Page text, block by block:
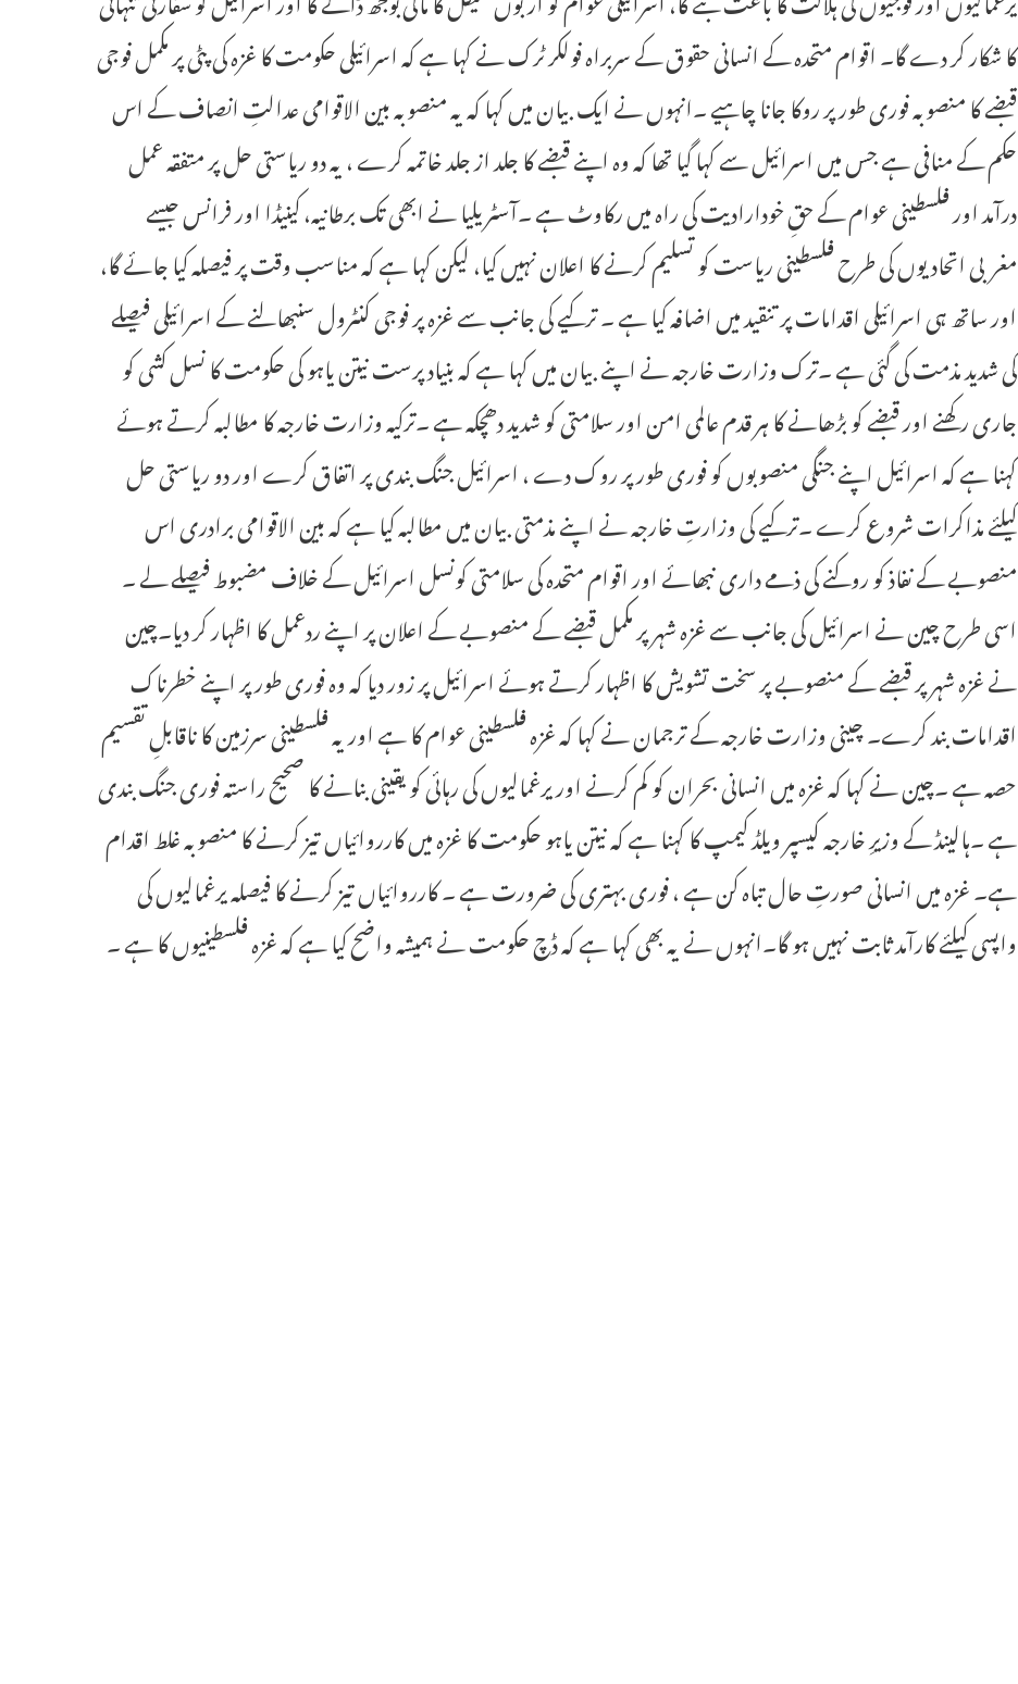
کا شکار کر دے گا۔ اقوام متحدہ کے انسانی حقوق کے سربراہ فولکر ٹرک نے کہا ہے کہ اسرائیلی حکومت کا غزہ کی پٹی پر مکمل فوجی
قبضے کا منصوبہ فوری طور پر روکا جانا چاہیے ۔انہوں نے ایک بیان میں کہا کہ یہ منصوبہ بین الاقوامی عدالتِ انصاف کے اس
حکم کے منافی ہے جس میں اسرائیل سے کہا گیا تھا کہ وہ اپنے قبضے کا جلد از جلد خاتمہ کرے ، یہ دو ریاستی حل پر متفقہ عمل
درآمد اور فلسطینی عوام کے حقِ خودارادیت کی راہ میں رکاوٹ ہے ۔آسٹریلیا نے ابھی تک برطانیہ، کینیڈا اور فرانس جیسے
مغربی اتحادیوں کی طرح فلسطینی ریاست کو تسلیم کرنے کا اعلان نہیں کیا، لیکن کہا ہے کہ مناسب وقت پر فیصلہ کیا جائے گا،
اور ساتھ ہی اسرائیلی اقدامات پر تنقید میں اضافہ کیا ہے ۔ ترکیے کی جانب سے غزہ پر فوجی کنٹرول سنبھالنے کے اسرائیلی فیصلے
کی شدید مذمت کی گئی ہے ۔ترک وزارت خارجہ نے اپنے بیان میں کہا ہے کہ بنیاد پرست نیتن یاہو کی حکومت کا نسل کشی کو
جاری رکھنے اور قبضے کو بڑھانے کا ہر قدم عالمی امن اور سلامتی کو شدید دھچکہ ہے ۔ترکیہ وزارت خارجہ کا مطالبہ کرتے ہوئے
کہنا ہے کہ اسرائیل اپنے جنگی منصوبوں کو فوری طور پر روک دے ، اسرائیل جنگ بندی پر اتفاق کرے اور دو ریاستی حل
کیلئے مذاکرات شروع کرے ۔ترکیے کی وزارتِ خارجہ نے اپنے مذمتی بیان میں مطالبہ کیا ہے کہ بین الاقوامی برادری اس
منصوبے کے نفاذ کو روکنے کی ذمے داری نبھائے اور اقوام متحدہ کی سلامتی کونسل اسرائیل کے خلاف مضبوط فیصلے لے ۔
اسی طرح چین نے اسرائیل کی جانب سے غزہ شہر پر مکمل قبضے کے منصوبے کے اعلان پر اپنے ردعمل کا اظہار کر دیا۔چین
نے غزہ شہر پر قبضے کے منصوبے پر سخت تشویش کا اظہار کرتے ہوئے اسرائیل پر زور دیا کہ وہ فوری طور پر اپنے خطرناک
اقدامات بند کرے۔ چینی وزارت خارجہ کے ترجمان نے کہا کہ غزہ فلسطینی عوام کا ہے اور یہ فلسطینی سرزمین کا ناقابلِ تقسیم
حصہ ہے ۔چین نے کہا کہ غزہ میں انسانی بحران کو کم کرنے اور یرغمالیوں کی رہائی کو یقینی بنانے کا صحیح راستہ فوری جنگ بندی
ہے ۔ہالینڈ کے وزیرِ خارجہ کیسپر ویلڈ کیمپ کا کہنا ہے کہ نیتن یاہو حکومت کا غزہ میں کارروائیاں تیز کرنے کا منصوبہ غلط اقدام
ہے۔ غزہ میں انسانی صورتِ حال تباہ کن ہے ، فوری بہتری کی ضرورت ہے ۔ کارروائیاں تیز کرنے کا فیصلہ یرغمالیوں کی
واپسی کیلئے کارآمد ثابت نہیں ہو گا۔انہوں نے یہ بھی کہا ہے کہ ڈچ حکومت نے ہمیشہ واضح کیا ہے کہ غزہ فلسطینیوں کا ہے ۔